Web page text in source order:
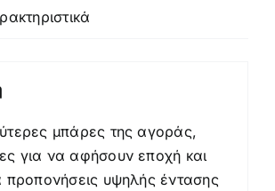
μπάρες της αγοράς,
για να αφήσουν εποχή και
προπονήσεις υψηλής έντασης